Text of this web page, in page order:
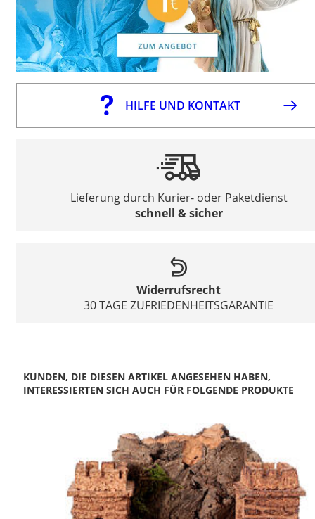
HILFE UND KONTAKT
Lieferung durch Kurier- oder Paketdienst
schnell & sicher
Widerrufsrecht
30 TAGE ZUFRIEDENHEITSGARANTIE
KUNDEN, DIE DIESEN ARTIKEL ANGESEHEN HABEN,
INTERESSIERTEN SICH AUCH FÜR FOLGENDE PRODUKTE